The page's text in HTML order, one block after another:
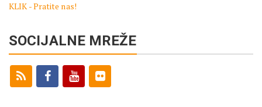
KLIK - Pratite nas!
SOCIJALNE MREŽE